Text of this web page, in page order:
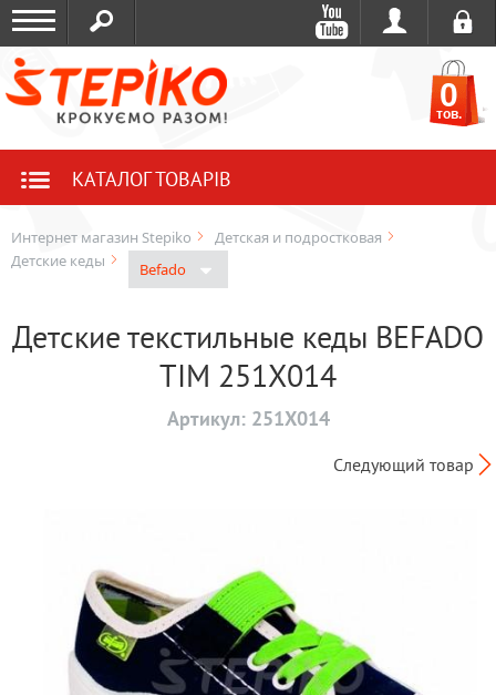
0
тов.
КАТАЛОГ ТОВАРІВ
Интернет магазин Stepiko
Детская и подростковая
Детские кеды
Befado
Детские текстильные кеды BEFADO
TIM 251X014
Артикул: 251X014
Следующий товар